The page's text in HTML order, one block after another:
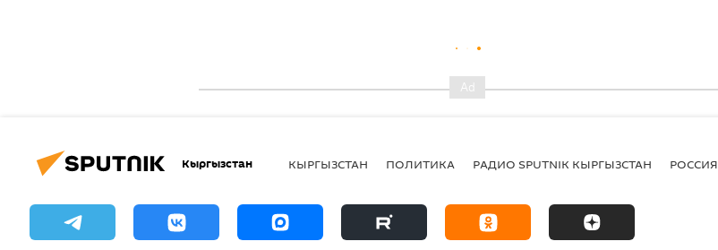
Кыргызстан КЫРГЫЗСТАН ПОЛИТИКА РАДИО SPUTNIK КЫРГЫЗСТАН РОССИЯ